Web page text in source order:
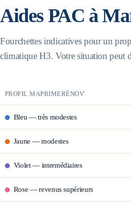
Aides PAC à
Fourchettes indicatives pour un
climatiqueH3. Votre situation peut
PROFIL MAPRIMERÉNOV'
Bleu —très modestes
Jaune —modestes
Violet— intermédiaires
Rose —revenus supérieurs